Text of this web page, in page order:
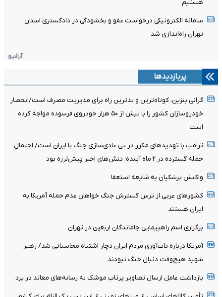
هستیم
سامانه الکترونیکی درخواست عفو و بخشودگی در دادگستری استان
تهران راه‌اندازی شد
آرشیو
پربازدیدها
گرانی بنزین، کوتاه‌ترین و بدترین راه برای مدیریت مصرف است/انحصار
خودروسازان کشور را با بیش از ۵۰ هزار خودروی فرسوده مواجه کرده
است
ترامپ با تهدیدهای مکرر در پی عادی‌سازی جنگ با ایران است/ احتمال
حمله گسترده در ۲ ماه آینده؛ تنش‌های اخیر پیش‌لرزه بود
واکنش پزشکیان به شایعه استعفا
کشورهای عربی از ترس گسترش جنگ خواهان عدم حمله آمریکا به
ایران هستند
برگزاری اسم راهپیمایی جاماندگان اربعین در تهران
آمریکا درباره تاب‌آوری مردم ایران دچار اشتباه محاسباتی شد/ رهبر
شهید هیچ‌وقت دنبال جنگ نبودند
بازداشت عامل ارسال تصاویر پرتاب موشک به رسانه‌های معاند در یزد